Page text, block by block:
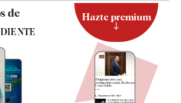
de Hazte premium